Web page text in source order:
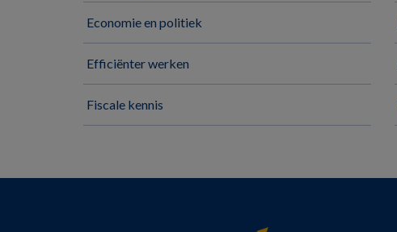
Economie en politiek
Efficiënter werken
Fiscale kennis